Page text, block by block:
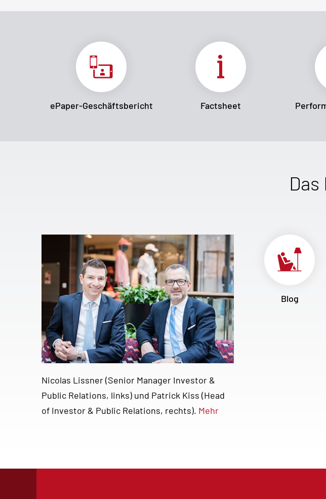
ePaper-Geschäftsbericht Factsheet
Das
Nicolas Lissner (Senior Manager Investor &
Public Relations, links) und Patrick Kiss (Head
of Investor & Public Relations, rechts). Mehr
Blog